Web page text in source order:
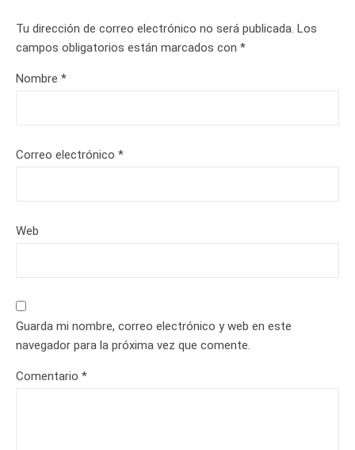
Tu dirección de correo electrónico no será publicada. Los
campos obligatorios están marcados con *
Nombre *
Correo electrónico *
Web
Guarda mi nombre, correo electrónico y web en este
navegador para la próxima vez que comente.
Comentario *